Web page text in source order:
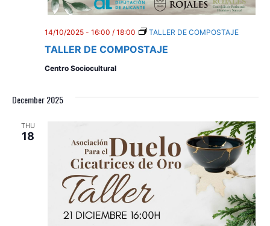
d
V
w
s
N
a
v
i
i
TALLER DE COMPOSTAJE
14/10/2025 - 16:00 / 18:00 TALLER DE COMPOSTAJE
Centro Sociocultural
December 2025
THU
18